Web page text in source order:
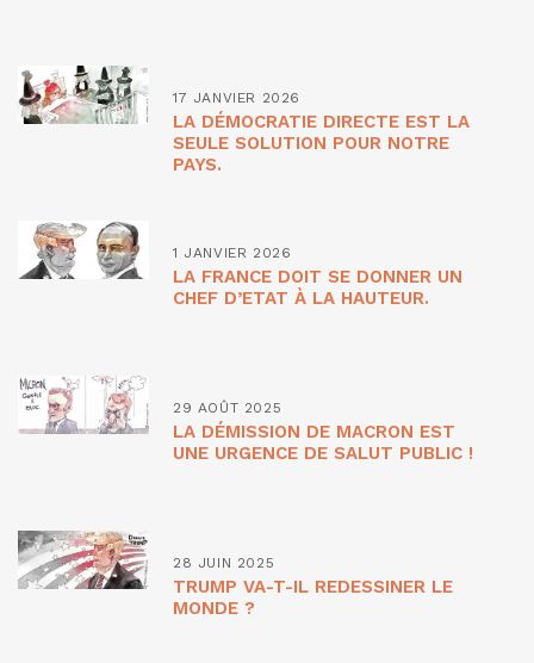
17 JANVIER 2026
LA DÉMOCRATIE DIRECTE EST LA
SEULE SOLUTION POUR NOTRE
PAYS.
1 JANVIER 2026
LA FRANCE DOIT SE DONNER UN
CHEF D’ETAT À LA HAUTEUR.
29 AOÛT 2025
LA DÉMISSION DE MACRON EST
UNE URGENCE DE SALUT PUBLIC !
28 JUIN 2025
TRUMP VA-T-IL REDESSINER LE
MONDE ?